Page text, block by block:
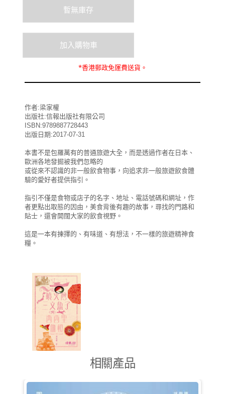
*香港郵政免運費送貨。
作者:梁家權
出版社:信報出版社有限公司
ISBN:9789887728443
出版日期:2017-07-31
本書不是包羅萬有的普通旅遊大全，而是透過作者在日本、
歐洲各地發掘被我們忽略的
或從來不認識的非一般飲食物事，向追求非一般旅遊飲食體
驗的愛好者提供指引。
指引不僅是食物或店子的名字、地址、電話號碼和網址，作
者更點出取態的因由，美食背後有趣的故事，尋找的門路和
貼士，還會開闊大家的飲食視野。
這是一本有揀擇的、有味道、有想法，不一樣的旅遊精神食
糧。
相關產品